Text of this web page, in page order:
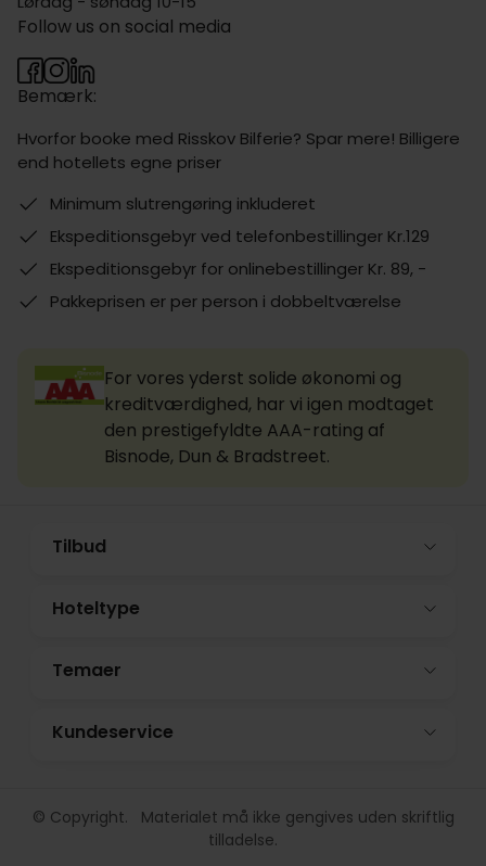
Bemærk:
Hvorfor booke med Risskov Bilferie? Spar mere! Billigere
end hotellets egne priser
Minimum slutrengøring inkluderet
Ekspeditionsgebyr ved telefonbestillinger Kr.129
Ekspeditionsgebyr for onlinebestillinger Kr. 89, -
Pakkeprisen er per person i dobbeltværelse
Follow us on social media
For vores yderst solide økonomi og
kreditværdighed, har vi igen modtaget
den prestigefyldte AAA-rating af
Bisnode, Dun & Bradstreet.
Tilbud
Hoteltype
Temaer
Kundeservice
© Copyright. Materialet må ikke gengives uden skriftlig
tilladelse.